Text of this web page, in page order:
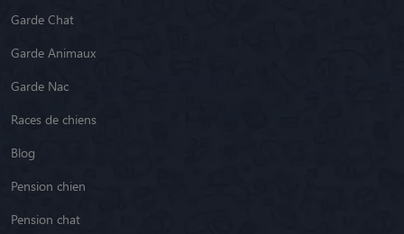
Garde Chat
Garde Animaux
Garde Nac
Races de chiens
Blog
Pension chien
Pension chat